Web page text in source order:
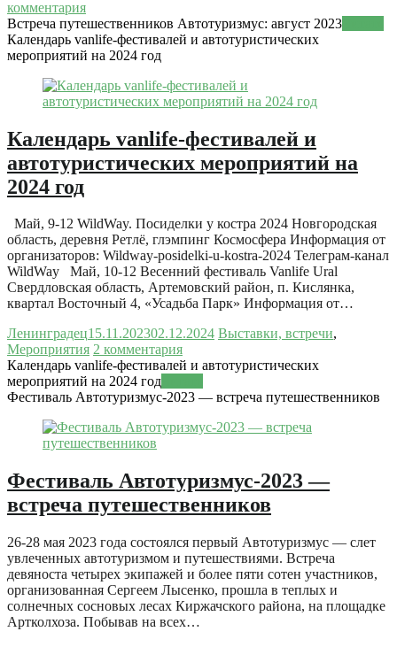
комментария
Встреча путешественников Автотуризмус: август 2023
Календарь vanlife-фестивалей и автотуристических
мероприятий на 2024 год
Календарь vanlife-фестивалей и
автотуристических мероприятий на
2024 год
Май, 9-12 WildWay. Посиделки у костра 2024 Новгородская
область, деревня Ретлё, глэмпинг Космосфера Информация от
организаторов: Wildway-posidelki-u-kostra-2024 Телеграм-канал
WildWay Май, 10-12 Весенний фестиваль Vanlife Ural
Свердловская область, Артемовский район, п. Кислянка,
квартал Восточный 4, «Усадьба Парк» Информация от…
Ленинградец15.11.202302.12.2024 Выставки, встречи,
Мероприятия 2 комментария
Календарь vanlife-фестивалей и автотуристических
мероприятий на 2024 год
Фестиваль Автотуризмус-2023 — встреча путешественников
Фестиваль Автотуризмус-2023 —
встреча путешественников
26-28 мая 2023 года состоялся первый Автотуризмус — слет
увлеченных автотуризмом и путешествиями. Встреча
девяноста четырех экипажей и более пяти сотен участников,
организованная Сергеем Лысенко, прошла в теплых и
солнечных сосновых лесах Киржачского района, на площадке
Артколхоза. Побывав на всех…